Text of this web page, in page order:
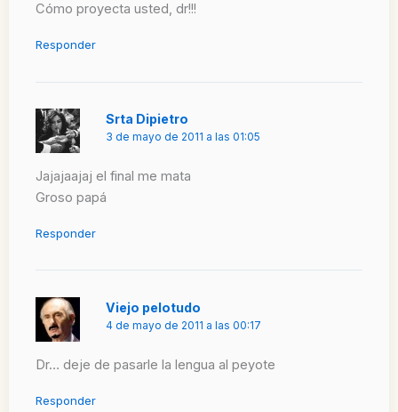
Cómo proyecta usted, dr!!!
Responder
Srta Dipietro
3 de mayo de 2011 a las 01:05
Jajajaajaj el final me mata
Groso papá
Responder
Viejo pelotudo
4 de mayo de 2011 a las 00:17
Dr… deje de pasarle la lengua al peyote
Responder